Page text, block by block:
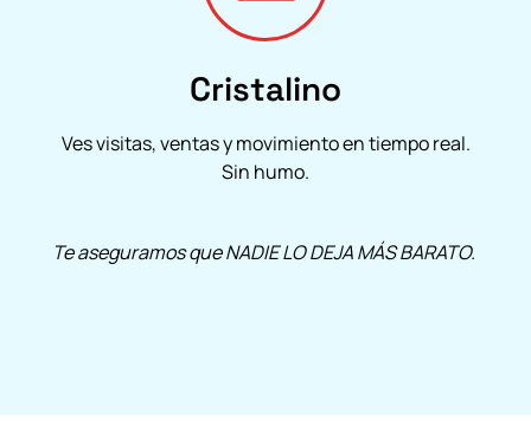
Cristalino
Ves visitas, ventas y movimiento en tiempo real.
Sin humo.
Te aseguramos que NADIE LO DEJA MÁS BARATO.